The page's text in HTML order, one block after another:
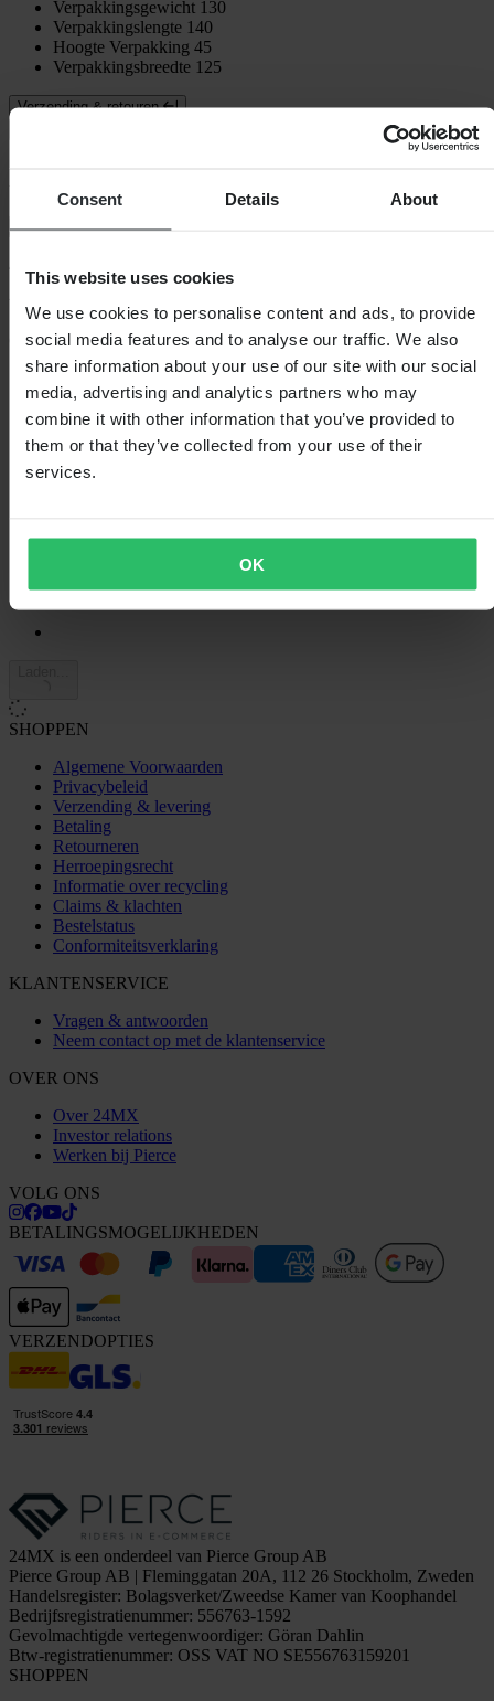
Consent Details About
This website uses cookies
We use cookies to personalise content and ads, to provide
social media features and to analyse our traffic. We also
share information about your use of our site with our social
media, advertising and analytics partners who may
combine it with other information that you’ve provided to
them or that they’ve collected from your use of their
services.
OK
Verpakkingsgewicht 130
Verpakkingslengte 140
Hoogte Verpakking 45
Verpakkingsbreedte 125
Verzending & retouren
Toon alleen lokale reviews
Gebaseerd op 50 beoordelingen
5
44
4
3
1
1
SHOPPEN
Algemene Voorwaarden
Privacybeleid
Verzending & levering
Betaling
Retourneren
Herroepingsrecht
Informatie over recycling
Claims & klachten
Bestelstatus
Conformiteitsverklaring
KLANTENSERVICE
Vragen & antwoorden
Neem contact op met de klantenservice
OVER ONS
Over 24MX
Investor relations
Werken bij Pierce
VOLG ONS
BETALINGSMOGELIJKHEDEN
VERZENDOPTIES
24MX is een onderdeel van Pierce Group AB
Pierce Group AB | Fleminggatan 20A, 112 26 Stockholm, Zweden
Handelsregister: Bolagsverket/Zweedse Kamer van Koophandel
Bedrijfsregistratienummer: 556763-1592
Gevolmachtigde vertegenwoordiger: Göran Dahlin
Btw-registratienummer: OSS VAT NO SE556763159201
SHOPPEN